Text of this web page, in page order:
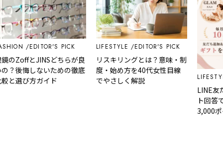
EDITOR'S PICK
ZoffとJINSどちらが良
後悔しないための徹底
選び方ガイド
LIFESTYLE EDITOR'S PICK
リスキリングとは？意味・制
度・始め方を40代女性目線
でやさしく解説
LIFESTYLE
LINE友
ト回答で
3,000ポ